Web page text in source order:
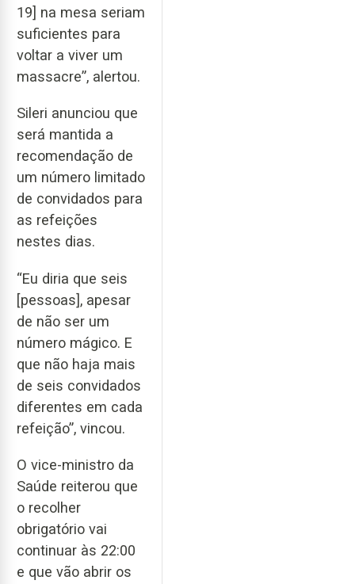
19] na mesa seriam
suficientes para
voltar a viver um
massacre”, alertou.
Sileri anunciou que
será mantida a
recomendação de
um número limitado
de convidados para
as refeições
nestes dias.
“Eu diria que seis
[pessoas], apesar
de não ser um
número mágico. E
que não haja mais
de seis convidados
diferentes em cada
refeição”, vincou.
O vice-ministro da
Saúde reiterou que
o recolher
obrigatório vai
continuar às 22:00
e que vão abrir os